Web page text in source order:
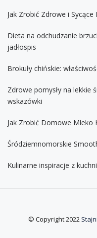
Jak Zrobić Zdrowe i
Dieta na odchudzanie
jadłospis
Brokuły chińskie:
Zdrowe pomysły na lekkie
wskazówki
Jak Zrobić Domowe Mleko
Śródziemnomorskie
Kulinarne inspiracje z
© Copyright 2022